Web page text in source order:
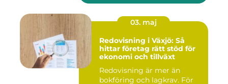
03. maj
Redovisning i Växjö: Så
hittar företag rätt stöd för
ekonomi och tillväxt
Redovisning är mer än
bokföring och lagkrav. För